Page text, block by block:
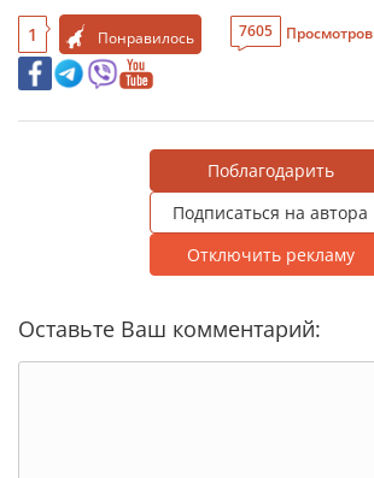
1 Понравилось 7605 Просмотров
Поблагодарить
Подписаться на автора
Отключить рекламу
Оставьте Ваш комментарий: